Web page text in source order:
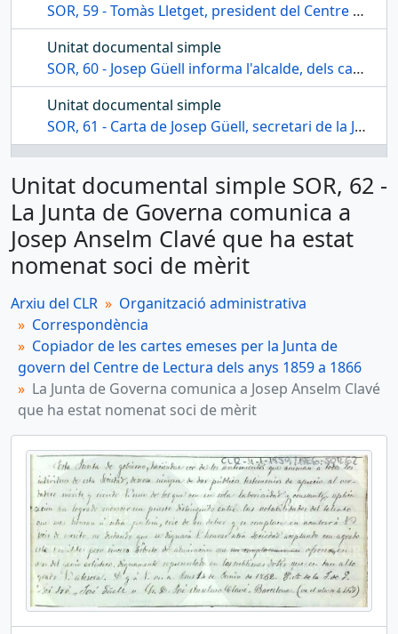
SOR, 59 - Tomàs Lletget, president del Centre de Lectura, comunica a l'alcalde de Reus, la nova data de la convocatòria de la Junta General
Unitat documental simple
SOR, 60 - Josep Güell informa l'alcalde, dels canvis que hi ha hagut dins la Junta de govern
Unitat documental simple
SOR, 61 - Carta de Josep Güell, secretari de la Junta de govern, a Francesc Pallarès comunicant l'acceptació de la seva dimissió com a segon secretari de l'entitat
Unitat documental simple
SOR, 62 - La Junta de Governa comunica a Josep Anselm Clavé que ha estat nomenat soci de mèrit
Unitat documental simple
SOR, 63 - Carta d'agraïment a Joan Pujol i Bofarull per les tres obres que ha donat a l'entitat
Unitat documental simple
SOR, 64 - Carta d'agraïment a Víctor Balaguer per l'obra donada a la biblioteca de l'entitat
Unitat documental simple
SOR, 65 - Carta de Josep Güell a Josep Rosell del Piquer comunicant l'absència del president i el vicepresident en l'acte programat per avui
Unitat documental simple
SOR, 66 - Carta d'agraïment de la Junta de govern a Josep Llovera per haver donat un dels seus quadres pintat a l'oli al Centre de Lectura
més 68...
Unitat documental simple SOR, 62 -
La Junta de Governa comunica a
Josep Anselm Clavé que ha estat
nomenat soci de mèrit
Arxiu del CLR
Organització administrativa
Correspondència
Copiador de les cartes emeses per la Junta de
govern del Centre de Lectura dels anys 1859 a 1866
La Junta de Governa comunica a Josep Anselm Clavé
que ha estat nomenat soci de mèrit